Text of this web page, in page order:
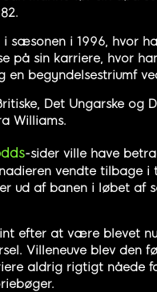
i sæsonen i 1996, hvor
på sin karriere, hvor
en begyndelsestriumf
Det Ungarske og
Williams.
-sider ville have
vendte tilbage
ud af banen i løbet af
efter at være blevet
Villeneuve blev den
aldrig rigtigt nåede